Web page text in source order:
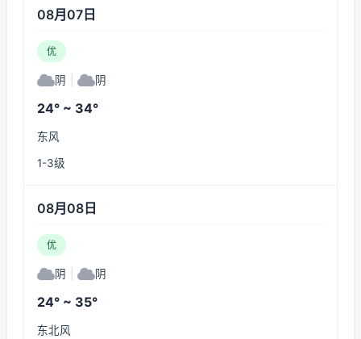
08月07日
优
阴 阴
24° ~ 34°
东风
1-3级
08月08日
优
阴 阴
24° ~ 35°
东北风